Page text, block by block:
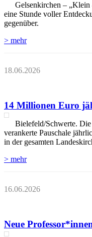
Gelsenkirchen –
eine Stunde voller
gegenüber.
> mehr
18.06.2026
14 Millionen Euro
Bielefeld/Schwerte.
verankerte Pauschale
in der gesamten
> mehr
16.06.2026
Neue